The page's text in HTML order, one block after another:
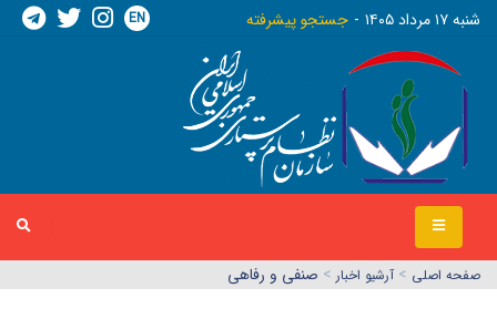
شنبه ١٧ مرداد ١٤٠٥ جستجو پیشرفته EN
صفحه اصلي > آرشیو اخبار > صنفی و رفاهی